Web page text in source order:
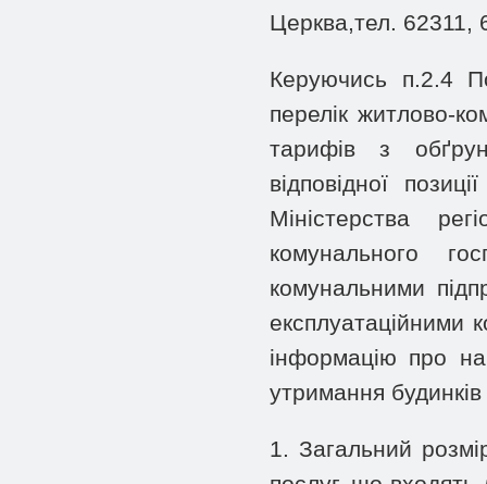
Церква,тел. 62311,
Керуючись п.2.4
перелік житлово-
тарифів з
відповідної
Міністерства
комунального
комунальними
експлуатаційними
інформацію про
утримання
1. Загальний